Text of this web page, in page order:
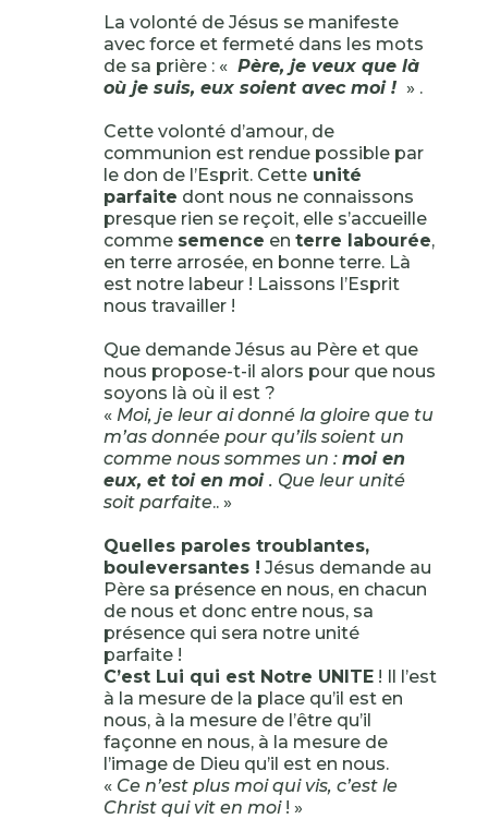
La volonté de Jésus se manifeste
avec force et fermeté dans les mots
de sa prière : « Père, je veux que là
où je suis, eux soient avec moi ! » .
Cette volonté d’amour, de
communion est rendue possible par
le don de l’Esprit. Cetteunité
parfaite dont nous ne connaissons
presque rien se reçoit, elle s’accueille
comme semence en terre labourée,
en terre arrosée, en bonne terre. Là
est notre labeur ! Laissons l’Esprit
nous travailler !
Que demande Jésus au Père et que
nous propose-t-il alors pour que nous
soyons là où il est ?
« Moi, je leur ai donné la gloire que tu
m’as donnée pour qu’ils soient un
comme nous sommes un : moi en
eux, et toi en moi . Que leur unité
soit parfaite.. »
Quelles paroles troublantes,
bouleversantes ! Jésus demande au
Père sa présence en nous, en chacun
de nous et donc entre nous, sa
présence qui sera notre unité
parfaite !
C’est Lui qui est Notre UNITE! Il l’est
à la mesure de la place qu’il est en
nous, à la mesure de l’être qu’il
façonne en nous, à la mesure de
l’image de Dieu qu’il est en nous.
« Ce n’est plus moi qui vis, c’est le
Christ qui vit en moi! »